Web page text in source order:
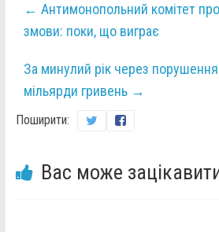
← Антимонопольний комітет
змови: поки, що виграє
За минулий рік через
мільярди гривень →
Поширити:
Вас може